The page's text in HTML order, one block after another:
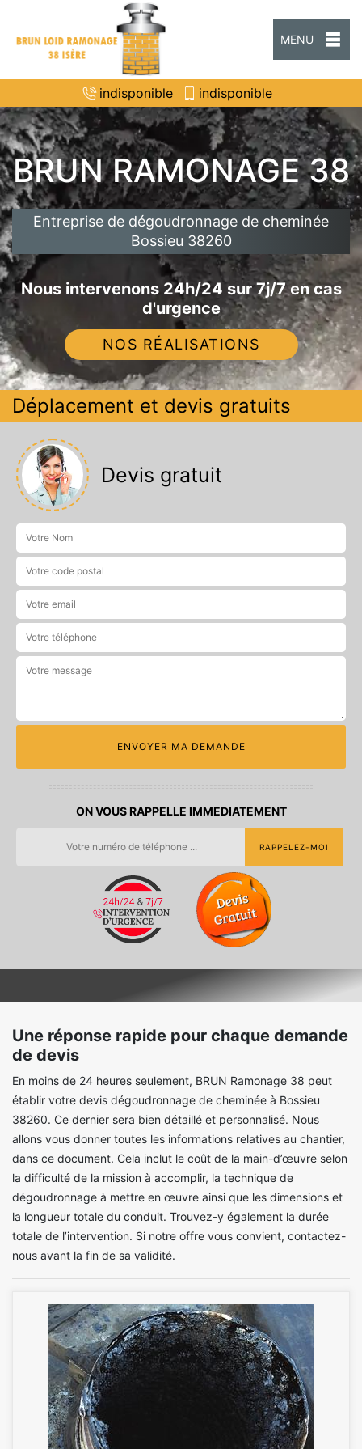
MENU
indisponible indisponible
BRUN RAMONAGE 38
Entreprise de dégoudronnage de cheminée
Bossieu 38260
Nous intervenons 24h/24 sur 7j/7 en cas
d'urgence
NOS RÉALISATIONS
Déplacement et devis gratuits
Devis gratuit
ON VOUS RAPPELLE IMMEDIATEMENT
Une réponse rapide pour chaque demande
de devis
En moins de 24 heures seulement, BRUN Ramonage 38 peut
établir votre devis dégoudronnage de cheminée à Bossieu
38260. Ce dernier sera bien détaillé et personnalisé. Nous
allons vous donner toutes les informations relatives au chantier,
dans ce document. Cela inclut le coût de la main-d’œuvre selon
la difficulté de la mission à accomplir, la technique de
dégoudronnage à mettre en œuvre ainsi que les dimensions et
la longueur totale du conduit. Trouvez-y également la durée
totale de l’intervention. Si notre offre vous convient, contactez-
nous avant la fin de sa validité.